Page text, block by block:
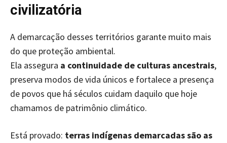
civilizatória
A demarcação desses territórios garante muito mais
do que proteção ambiental.
Ela assegura a continuidade de culturas ancestrais,
preserva modos de vida únicos e fortalece a presença
de povos que há séculos cuidam daquilo que hoje
chamamos de patrimônio climático.
Está provado: terras indígenas demarcadas são as